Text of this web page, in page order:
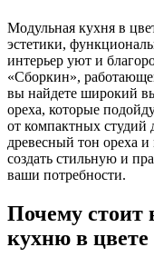
Модульная кухня в
эстетики,
интерьер уют и
«Сборкин»,
вы найдете широкий
ореха, которые
от компактных
древесный тон ореха
создать стильную и
ваши потребности.
Почему стоит
кухню в цвете